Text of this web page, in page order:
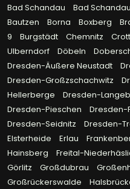
Bad Schandau
Bad
Bautzen
Borna Boxberg
9
Burgstädt Chemnitz
Ulberndorf
Döbeln
Dresden-Äußere Neustadt
Dresden-Großzschachwitz
Hellerberge
Dresden-
Dresden-Pieschen
Dresden-
Dresden-Seidnitz
Dresden-
Elsterheide
Erlau
Hainsberg
Freital-
Görlitz
Großdubrau
Großrückerswalde